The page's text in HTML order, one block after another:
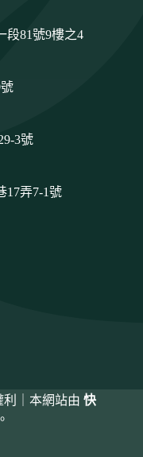
段81號9樓之4
3號
17弄7-1號
利｜本網站由快